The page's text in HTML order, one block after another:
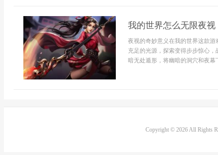
我的世界怎么无限夜
夜视的奇妙意义在我的世界这款
充足的光源，探索变得步步惊心
暗无处遁形，将幽暗的洞穴和夜
Copyright © 2026 All Rights